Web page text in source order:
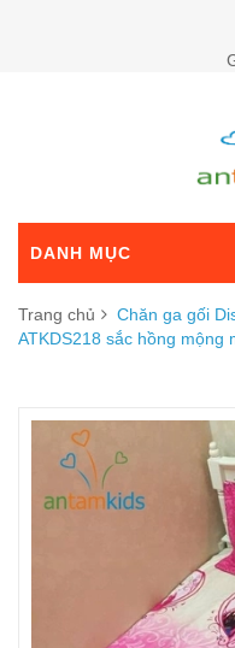
DANH MỤC
Trang chủ
Chăn ga gối
ATKDS218 sắc hồng mộng